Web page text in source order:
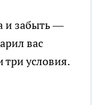
и забыть —
вас
три условия.